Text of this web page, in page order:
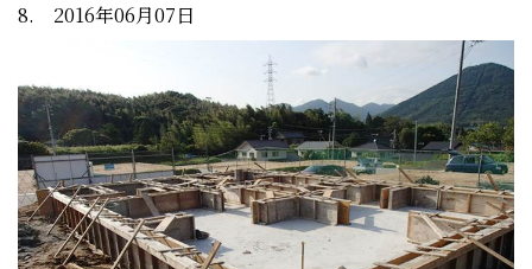
8. 2016年06月07日